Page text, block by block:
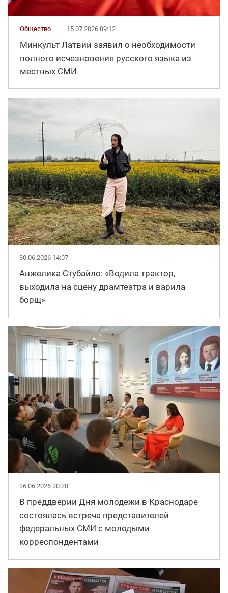
Общество 15.07.2026 09:12
Минкульт Латвии заявил о необходимости
полного исчезновения русского языка из
местных СМИ
30.06.2026 14:07
Анжелика Стубайло: «Водила трактор,
выходила на сцену драмтеатра и варила
борщ»
26.06.2026 20:28
В преддверии Дня молодежи в Краснодаре
состоялась встреча представителей
федеральных СМИ с молодыми
корреспондентами